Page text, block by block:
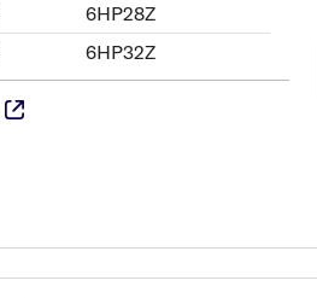
6HP28Z
6HP32Z